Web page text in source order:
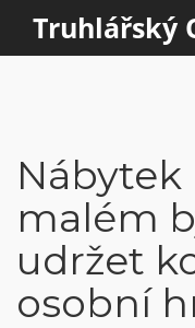
Truhlářský
Nábytek
malém
udržet
osobní